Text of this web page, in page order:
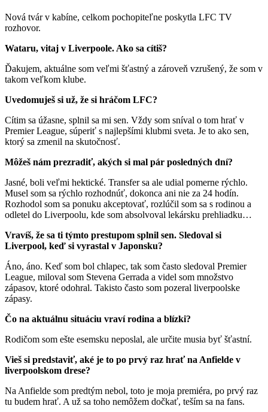
Nová tvár v kabíne, celkom pochopiteľne poskytla LFC TV
rozhovor.
Wataru, vitaj v Liverpoole. Ako sa cítiš?
Ďakujem, aktuálne som veľmi šťastný a zároveň vzrušený, že som v
takom veľkom klube.
Uvedomuješ si už, že si hráčom LFC?
Cítim sa úžasne, splnil sa mi sen. Vždy som sníval o tom hrať v
Premier League, súperiť s najlepšími klubmi sveta. Je to ako sen,
ktorý sa zmenil na skutočnosť.
Môžeš nám prezradiť, akých si mal pár posledných dní?
Jasné, boli veľmi hektické. Transfer sa ale udial pomerne rýchlo.
Musel som sa rýchlo rozhodnúť, dokonca ani nie za 24 hodín.
Rozhodol som sa ponuku akceptovať, rozlúčil som sa s rodinou a
odletel do Liverpoolu, kde som absolvoval lekársku prehliadku…
Vravíš, že sa ti týmto prestupom splnil sen. Sledoval si
Liverpool, keď si vyrastal v Japonsku?
Áno, áno. Keď som bol chlapec, tak som často sledoval Premier
League, miloval som Stevena Gerrada a videl som množstvo
zápasov, ktoré odohral. Takisto často som pozeral liverpoolske
zápasy.
Čo na aktuálnu situáciu vraví rodina a blízki?
Rodičom som ešte esemsku neposlal, ale určite musia byť šťastní.
Vieš si predstaviť, aké je to po prvý raz hrať na Anfielde v
liverpoolskom drese?
Na Anfielde som predtým nebol, toto je moja premiéra, po prvý raz
tu budem hrať. A už sa toho nemôžem dočkať, teším sa na fans.